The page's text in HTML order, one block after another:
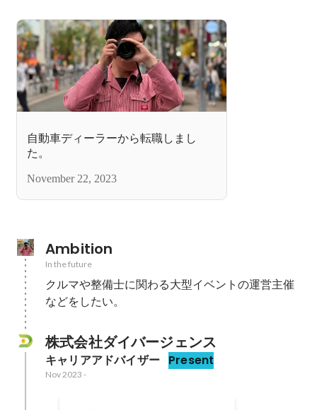
自動車ディーラーから転職しまし
た。
November 22, 2023
Ambition
In the future
クルマや整備士に関わる大型イベントの運営主催
などをしたい。
株式会社ダイバージェンス
キャリアアドバイザー Present
Nov 2023 -